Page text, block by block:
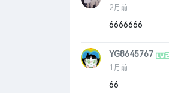
2月前
6666666
YG8645767
1月前
66